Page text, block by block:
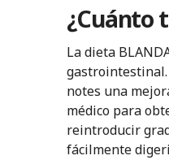
¿Cuánto
La dieta
gastrointestinal.
notes una
médico para
reintroducir
fácilmente